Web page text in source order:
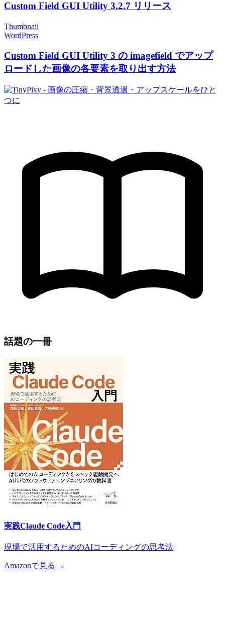
Custom Field GUI Utility 3.2.7 リリース
Thumbnail
WordPress
Custom Field GUI Utility 3 の imagefield でアップ
ロードした画像の各要素を取り出す方法
話題の一冊
実践Claude Code入門
現場で活用するためのAIコーディングの思考法
Amazonで見る →